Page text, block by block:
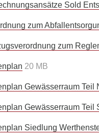
Sold
zum
zum
20 MB
Gewässerraum Teil
Gewässerraum Teil
Siedlung